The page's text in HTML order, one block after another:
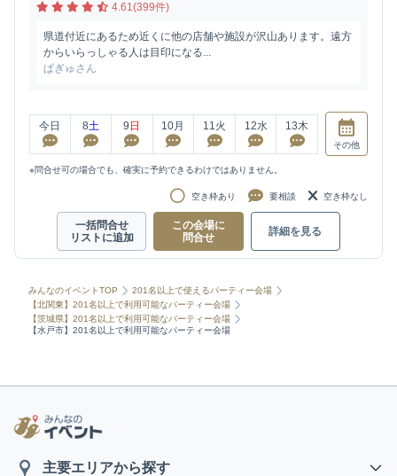
4.61(399件)
県道付近にあるため近くに他の店舗や施設が沢山あります。遠方
からいらっしゃる人は目印になる...
ぱぎゅさん
今日 8土 9 日 10月 11火 12水 13木
その他
※問合せ可の場合でも、確実に予約できるわけではありません。
空き枠あり 要相談 空き枠なし
一括問合せ
リストに追加
この会場に
問合せ
詳細を見る
みんなのイベントTOP
201名以上で使えるパーティー会場
【北関東】201名以上で利用可能なパーティー会場
【茨城県】201名以上で利用可能なパーティー会場
【水戸市】201名以上で利用可能なパーティー会場
主要エリアから探す